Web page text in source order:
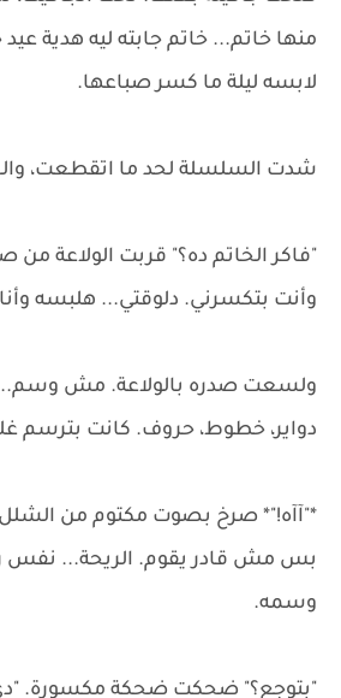
منها خاتم... خاتم جابته ليه هدية عيد
لابسه ليلة ما كسر صباعها.
شدت السلسلة لحد ما اتقطعت،
"فاكر الخاتم ده؟" قربت الولاعة من
وأنت بتكسرني. دلوقتي... هلبسه
ولسعت صدره بالولاعة. مش
دواير، خطوط، حروف. كانت بترسم
*"آآه!"* صرخ بصوت مكتوم من
بس مش قادر يقوم. الريحة... نفس
وسمه.
"بتوجع؟" ضحكت ضحكة مكسورة.